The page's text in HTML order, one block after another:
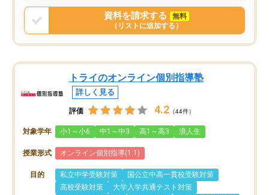
資料を請求する
無料
（リストに追加する）
トライのオンライン個別指導塾
詳しく見る
評価 4.2 （44件）
対象学年 小1～小6 中1～中3 高1～高3 浪人生
授業形式 オンライン個別指導(1:1)
目的 私立中学受験対策
国公立中高一貫校受験対策
高校受験対策
大学入学共通テスト対策